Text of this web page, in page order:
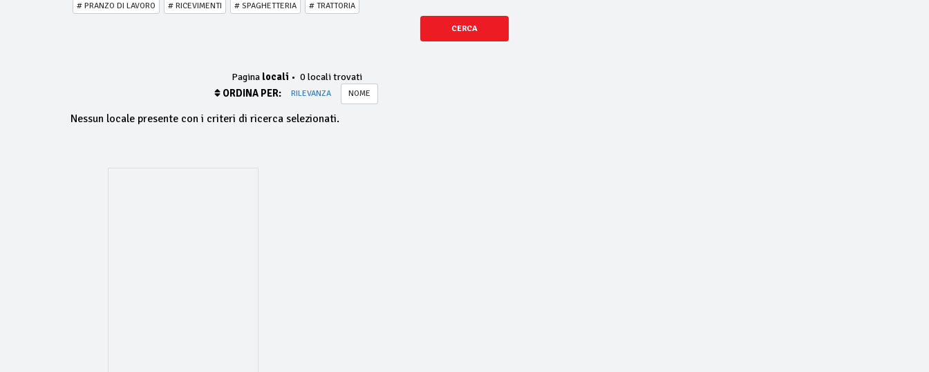
# PRANZO DI LAVORO
# RICEVIMENTI # SPAGHETTERIA # TRATTORIA
CERCA
Pagina locali • 0 locali trovati
ORDINA PER:
RILEVANZA NOME
Nessun locale presente con i criteri di ricerca selezionati.